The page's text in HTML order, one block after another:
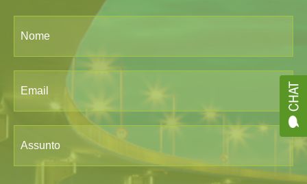
Nome
Email
Assunto